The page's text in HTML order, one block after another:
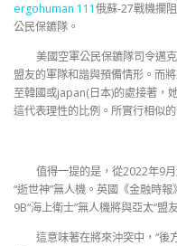
ergohuman 111俄蘇-27戰機攔
公民保鑣隊。
美國空軍公民保鑣隊司令邁
盟友的軍隊和諧與預備情形。而
至韓國或japan(日本)的處接著，
這代表理性的比例。所實行相似的
值得一提的是，從2022年9
“逝世神”無人機。英國《金融時
9B“海上衛士”無人機將與亞太“盟
這意味著在將來沖突中，“後